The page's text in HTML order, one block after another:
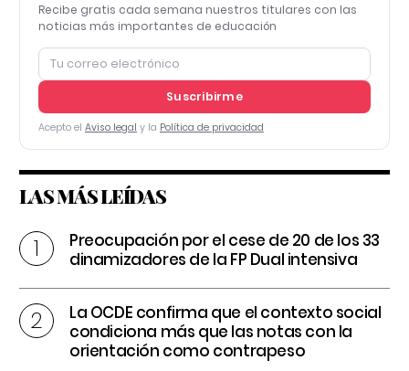
Recibe gratis cada semana nuestros titulares con las
noticias más importantes de educación
Suscribirme
Acepto el Aviso legal y la Política de privacidad
LAS MÁS LEÍDAS
Preocupación por el cese de 20 de los 33
dinamizadores de la FP Dual intensiva
La OCDE confirma que el contexto social
condiciona más que las notas con la
orientación como contrapeso